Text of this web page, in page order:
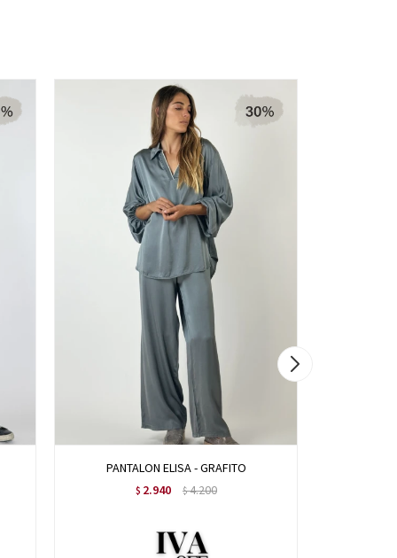
PANTALON ELISA - GRAFITO
$ 2.940 $4.200